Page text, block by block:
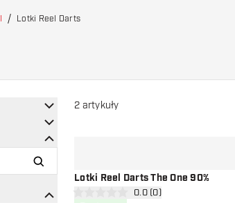
Lotki Reel Darts
2 artykuły
Lotki Reel Darts The One 90%
otwórz panel recenzji
0 gwiazdki oceny0.0 (0)